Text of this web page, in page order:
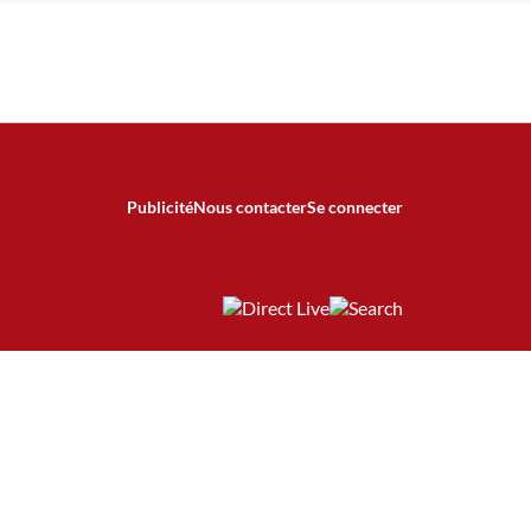
PublicitéNous contacterSe connecter